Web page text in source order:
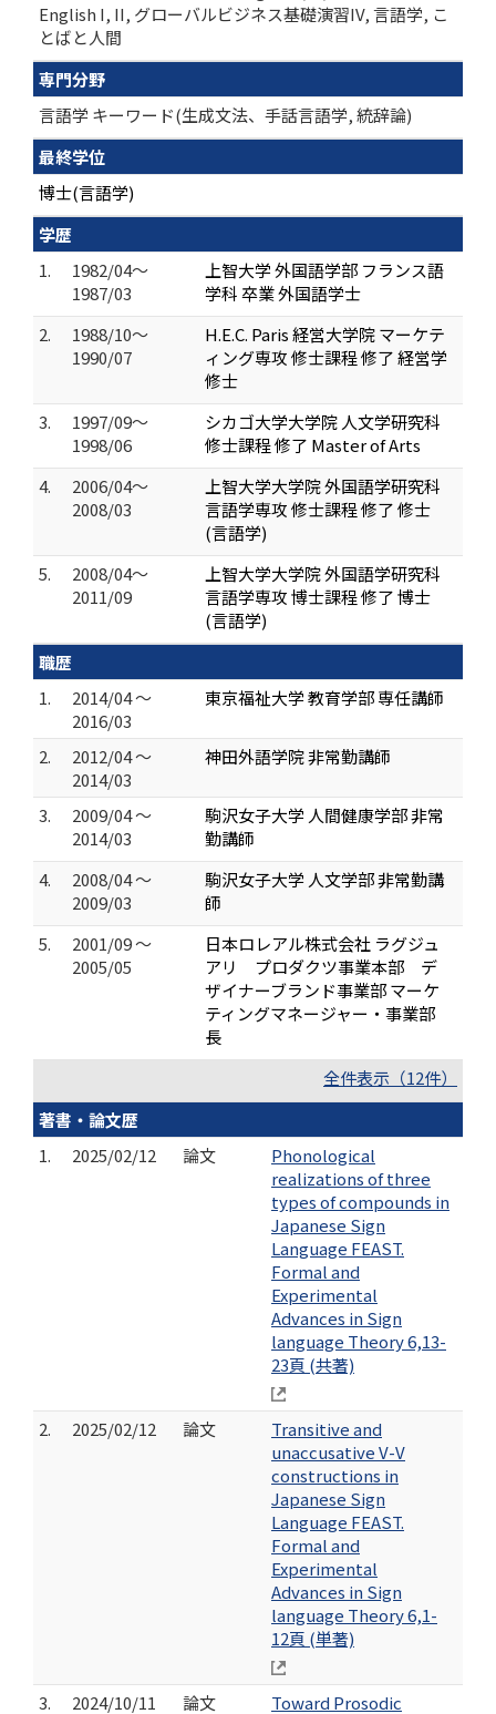
English I, II, グローバルビジネス基礎演習IV, 言語学, こ
とばと人間
専門分野
言語学 キーワード(生成文法、手話言語学, 統辞論)
最終学位
博士(言語学)
学歴
1.
1982/04～
1987/03
上智大学 外国語学部 フランス語
学科 卒業 外国語学士
2.
1988/10～
1990/07
H.E.C. Paris 経営大学院 マーケテ
ィング専攻 修士課程 修了 経営学
修士
3.
1997/09～
1998/06
シカゴ大学大学院 人文学研究科
修士課程 修了 Master of Arts
4.
2006/04～
2008/03
上智大学大学院 外国語学研究科
言語学専攻 修士課程 修了 修士
(言語学)
5.
2008/04～
2011/09
上智大学大学院 外国語学研究科
言語学専攻 博士課程 修了 博士
(言語学)
職歴
1.
2014/04 ～
2016/03
東京福祉大学 教育学部 専任講師
2.
2012/04 ～
2014/03
神田外語学院 非常勤講師
3.
2009/04 ～
2014/03
駒沢女子大学 人間健康学部 非常
勤講師
4.
2008/04 ～
2009/03
駒沢女子大学 人文学部 非常勤講
師
5.
2001/09 ～
2005/05
日本ロレアル株式会社 ラグジュ
アリ プロダクツ事業本部 デ
ザイナーブランド事業部 マーケ
ティングマネージャー・事業部
長
全件表示（12件）
著書・論文歴
1.
2025/02/12 論文
Phonological
realizations of three
types of compounds in
Japanese Sign
Language FEAST.
Formal and
Experimental
Advances in Sign
language Theory 6,13-
23頁 (共著)
2. 2025/02/12 論文
Transitive and
unaccusative V-V
constructions in
Japanese Sign
Language FEAST.
Formal and
Experimental
Advances in Sign
language Theory 6,1-
12頁 (単著)
3. 2024/10/11 論文 Toward Prosodic